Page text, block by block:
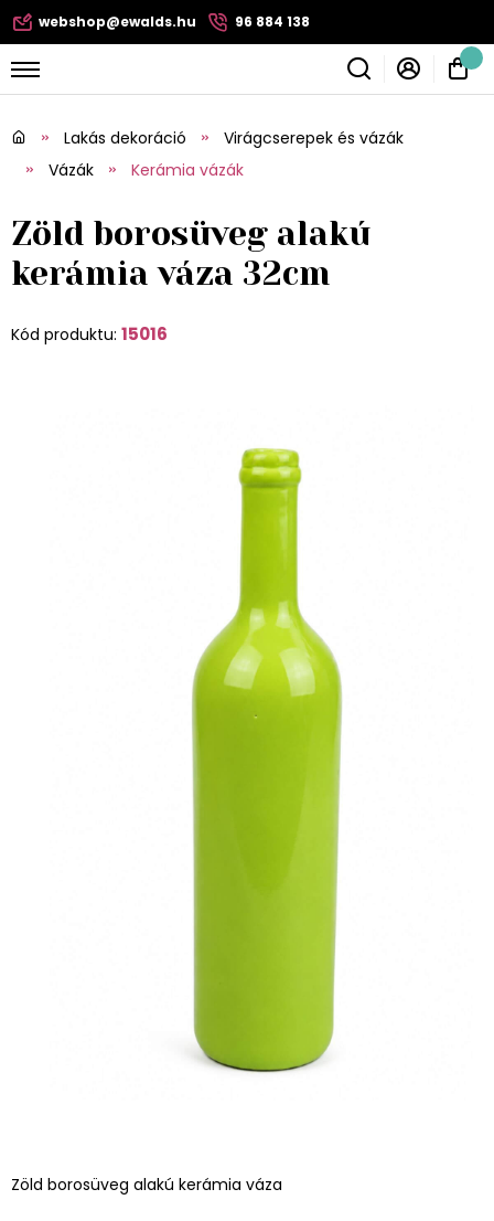
webshop@ewalds.hu 96 884 138
Lakás dekoráció
Virágcserepek és vázák
Vázák
Kerámia vázák
Zöld borosüveg alakú
kerámia váza 32cm
Kód produktu: 15016
Zöld borosüveg alakú kerámia váza